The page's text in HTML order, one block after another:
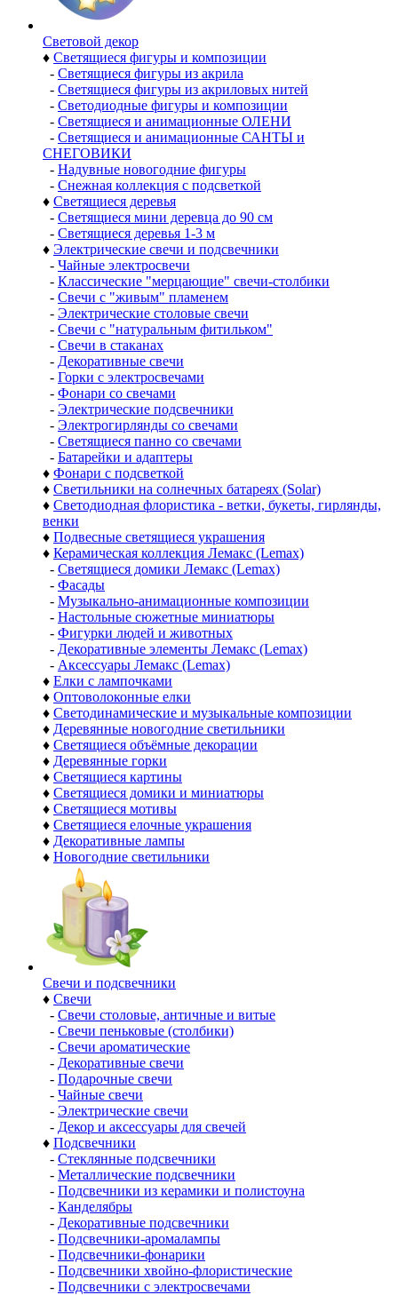
Световой декор
♦ Светящиеся фигуры и композиции
- Светящиеся фигуры из акрила
- Светящиеся фигуры из акриловых нитей
- Светодиодные фигуры и композиции
- Светящиеся и анимационные ОЛЕНИ
- Светящиеся и анимационные САНТЫ и
СНЕГОВИКИ
- Надувные новогодние фигуры
- Снежная коллекция с подсветкой
♦ Светящиеся деревья
- Светящиеся мини деревца до 90 см
- Светящиеся деревья 1-3 м
♦ Электрические свечи и подсвечники
- Чайные электросвечи
- Классические "мерцающие" свечи-столбики
- Свечи с "живым" пламенем
- Электрические столовые свечи
- Свечи с "натуральным фитильком"
- Свечи в стаканах
- Декоративные свечи
- Горки с электросвечами
- Фонари со свечами
- Электрические подсвечники
- Электрогирлянды со свечами
- Светящиеся панно со свечами
- Батарейки и адаптеры
♦ Фонари с подсветкой
♦ Светильники на солнечных батареях (Solar)
♦ Светодиодная флористика - ветки, букеты, гирлянды,
венки
♦ Подвесные светящиеся украшения
♦ Керамическая коллекция Лемакс (Lemax)
- Светящиеся домики Лемакс (Lemax)
- Фасады
- Музыкально-анимационные композиции
- Настольные сюжетные миниатюры
- Фигурки людей и животных
- Декоративные элементы Лемакс (Lemax)
- Аксессуары Лемакс (Lemax)
♦ Елки с лампочками
♦ Оптоволоконные елки
♦ Светодинамические и музыкальные композиции
♦ Деревянные новогодние светильники
♦ Светящиеся объёмные декорации
♦ Деревянные горки
♦ Светящиеся картины
♦ Светящиеся домики и миниатюры
♦ Светящиеся мотивы
♦ Светящиеся елочные украшения
♦ Декоративные лампы
♦ Новогодние светильники
Свечи и подсвечники
♦ Свечи
- Свечи столовые, античные и витые
- Свечи пеньковые (столбики)
- Свечи ароматические
- Декоративные свечи
- Подарочные свечи
- Чайные свечи
- Электрические свечи
- Декор и аксессуары для свечей
♦ Подсвечники
- Стеклянные подсвечники
- Металлические подсвечники
- Подсвечники из керамики и полистоуна
- Канделябры
- Декоративные подсвечники
- Подсвечники-аромалампы
- Подсвечники-фонарики
- Подсвечники хвойно-флористические
- Подсвечники с электросвечами